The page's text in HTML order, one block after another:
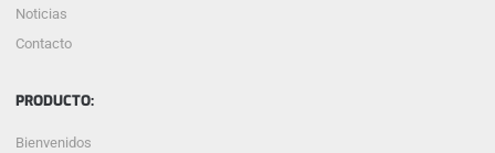
Noticias
Contacto
PRODUCTO:
Bienvenidos